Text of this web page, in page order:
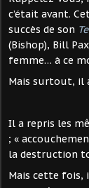
c’était avant.
succès de son
(Bishop), Bill
femme… à ce
Mais surtout, il
Il a repris les
; «
la destruction
Mais cette fois,